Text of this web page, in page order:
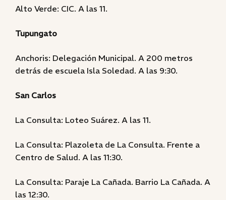
Alto Verde: CIC. A las 11.
Tupungato
Anchoris: Delegación Municipal. A 200 metros
detrás de escuela Isla Soledad. A las 9:30.
San Carlos
La Consulta: Loteo Suárez. A las 11.
La Consulta: Plazoleta de La Consulta. Frente a
Centro de Salud. A las 11:30.
La Consulta: Paraje La Cañada. Barrio La Cañada. A
las 12:30.